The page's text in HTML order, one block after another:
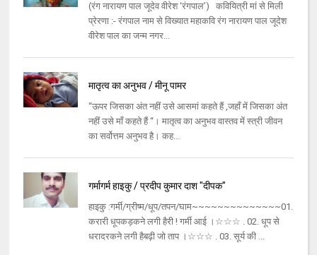
(रंग नारायण पाल जूदेव वीरेश ‘रंगपाल’) कवियित्री मां से मिली
प्रेरणा :- रंगपाल नाम से विख्यात महाकवि रंग नारायण पाल जूदेश
वीरेश पाल का जन्म नगर...
मातृत्व का अनुभव / मीनू पामर
“ऊपर जिसका अंत नहीं उसे आसमां कहते हैं ,जहाँ में जिसका अंत
नहीं उसे माँ कहते हैं “। मातृत्व का अनुभव वास्तव में स्त्री जीवन
का सर्वोत्तम अनुभव है। कह...
गर्मागर्म हाइकु / प्रदीप कुमार दाश "दीपक"
हाइकु :गर्मी/ग्रीष्म/धूप/तपन/घाम~~~~~~~~~~~~~~01.
करारी धूपकड़कने लगी हैरी ! गर्मी आई ।☆☆☆ . 02. धूप से
धरादरकने लगी हैबढ़ी जो ताप ।☆☆☆ . 03. सूर्य की ...